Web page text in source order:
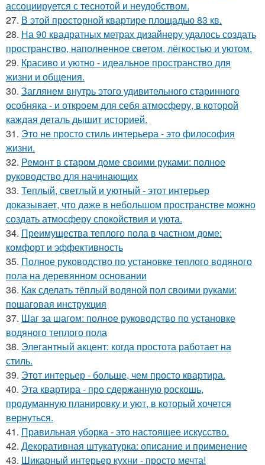
ассоциируется с теснотой и неудобством.
27. В этой просторной квартире площадью 83 кв.
28. На 90 квадратных метрах дизайнеру удалось создать
пространство, наполненное светом, лёгкостью и уютом.
29. Красиво и уютно - идеальное пространство для
жизни и общения.
30. Заглянем внутрь этого удивительного старинного
особняка - и откроем для себя атмосферу, в которой
каждая деталь дышит историей.
31. Это не просто стиль интерьера - это философия
жизни.
32. Ремонт в старом доме своими руками: полное
руководство для начинающих
33. Теплый, светлый и уютный - этот интерьер
доказывает, что даже в небольшом пространстве можно
создать атмосферу спокойствия и уюта.
34. Преимущества теплого пола в частном доме:
комфорт и эффективность
35. Полное руководство по установке теплого водяного
пола на деревянном основании
36. Как сделать тёплый водяной пол своими руками:
пошаговая инструкция
37. Шаг за шагом: полное руководство по установке
водяного теплого пола
38. Элегантный акцент: когда простота работает на
стиль.
39. Этот интерьер - больше, чем просто квартира.
40. Эта квартира - про сдержанную роскошь,
продуманную планировку и уют, в который хочется
вернуться.
41. Правильная уборка - это настоящее искусство.
42. Декоративная штукатурка: описание и применение
43. Шикарный интерьер кухни - просто мечта!